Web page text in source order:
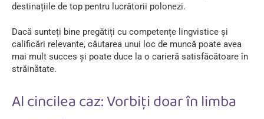
destinațiile de top pentru lucrătorii polonezi.
Dacă sunteți bine pregătiți cu competențe lingvistice și
calificări relevante, căutarea unui loc de muncă poate avea
mai mult succes și poate duce la o carieră satisfăcătoare în
străinătate.
Al cincilea caz: Vorbiți doar în limba